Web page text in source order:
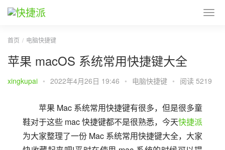
首页 电脑快捷键
苹果 macOS 系统常用快捷键大全
xingkupai • 2022年4月26日 19:46 • 电脑快捷键 • 阅读 5219
苹果 Mac 系统常用快捷键有很多，但是很多童
鞋对于这些 mac 快捷键都不是很熟悉，今天快捷派
为大家整理了一份 Mac 系统常用快捷键大全，大家